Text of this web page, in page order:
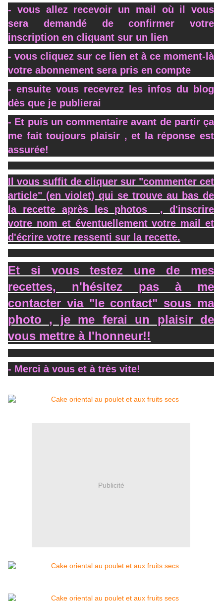
- vous allez recevoir un mail où il vous
sera demandé de confirmer votre
inscription en cliquant sur un lien
- vous cliquez sur ce lien et à ce moment-là
votre abonnement sera pris en compte
- ensuite vous recevrez les infos du blog
dès que je publierai
- Et puis un commentaire avant de partir ça
me fait toujours plaisir , et la réponse est
assurée!
Il vous suffit de cliquer sur "commenter cet
article" (en violet) qui se trouve au bas de
la recette après les photos , d'inscrire
votre nom et éventuellement votre mail et
d'écrire votre ressenti sur la recette.
Et si vous testez une de mes
recettes, n'hésitez pas à me
contacter via "le contact" sous ma
photo , je me ferai un plaisir de
vous mettre à l'honneur!!
- Merci à vous et à très vite!
Publicité